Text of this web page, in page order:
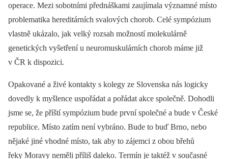
operace. Mezi sobotními přednáškami zaujímala významné místo
problematika hereditárních svalových chorob. Celé sympózium
vlastně ukázalo, jak velký rozsah možností molekulárně
genetických vyšetření u neuromuskulárních chorob máme již
v ČR k dispozici.
Opakované a živé kontakty s kolegy ze Slovenska nás logicky
dovedly k myšlence uspořádat a pořádat akce společně. Dohodli
jsme se, že příští sympózium bude první společné a bude v České
republice. Místo zatím není vybráno. Bude to buď Brno, nebo
nějaké jiné vhodné místo, tak aby to zájemci z obou břehů
řeky Moravy neměli příliš daleko. Termín je taktéž v současné